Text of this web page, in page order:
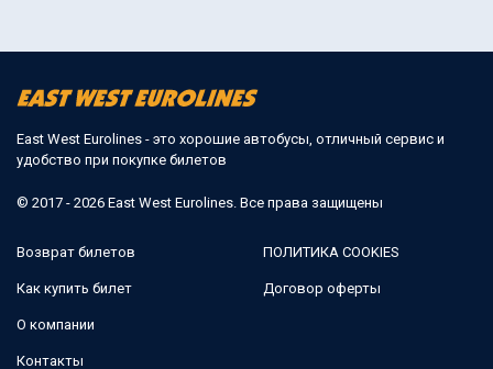
East West Eurolines - это хорошие автобусы, отличный сервис и
удобство при покупке билетов
© 2017 - 2026 East West Eurolines. Все права защищены
Возврат билетов
Как купить билет
О компании
Контакты
ПОЛИТИКА COOKIES
Договор оферты